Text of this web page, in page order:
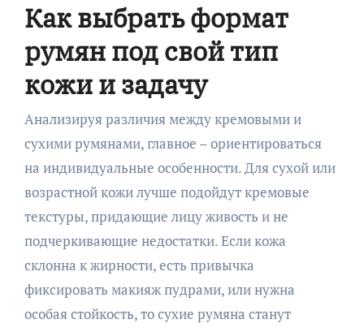
Как выбрать формат
румян под свой тип
кожи и задачу
Анализируя различия между кремовыми и
сухими румянами, главное – ориентироваться
на индивидуальные особенности. Для сухой или
возрастной кожи лучше подойдут кремовые
текстуры, придающие лицу живость и не
подчеркивающие недостатки. Если кожа
склонна к жирности, есть привычка
фиксировать макияж пудрами, или нужна
особая стойкость, то сухие румяна станут